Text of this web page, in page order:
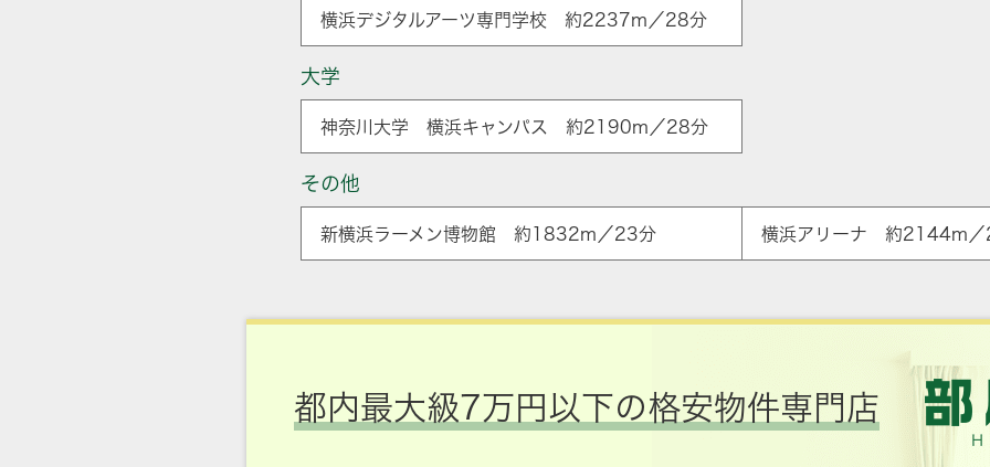
横浜デジタルアーツ専門学校 約2237m／28分
大学
神奈川大学 横浜キャンパス 約2190m／28分
その他
新横浜ラーメン博物館 約1832m／23分 横浜アリーナ 約2144m／
都内最大級7万円以下の格安物件専門店